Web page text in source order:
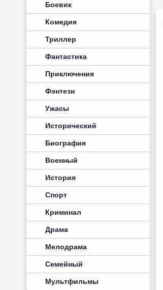
Боевик
Комедия
Триллер
Фантастика
Приключения
Фэнтези
Ужасы
Исторический
Биография
Военный
История
Спорт
Криминал
Драма
Мелодрама
Семейный
Мультфильмы